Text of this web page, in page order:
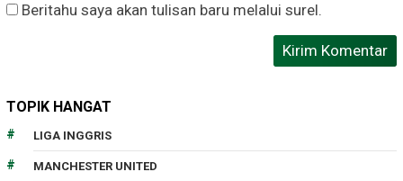
Beritahu saya akan tulisan baru melalui surel.
TOPIK HANGAT
LIGA INGGRIS
MANCHESTER UNITED